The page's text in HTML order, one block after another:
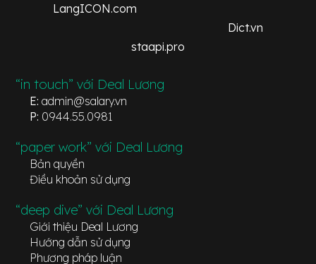
LangICON.com
Dict.vn
staapi.pro
“in touch” với Deal Lương
E: admin@salary.vn
P: 0944.55.0981
“paper work” với Deal Lương
Bản quyền
Điều khoản sử dụng
“deep dive” với Deal Lương
Giới thiệu Deal Lương
Hướng dẫn sử dụng
Phương pháp luận